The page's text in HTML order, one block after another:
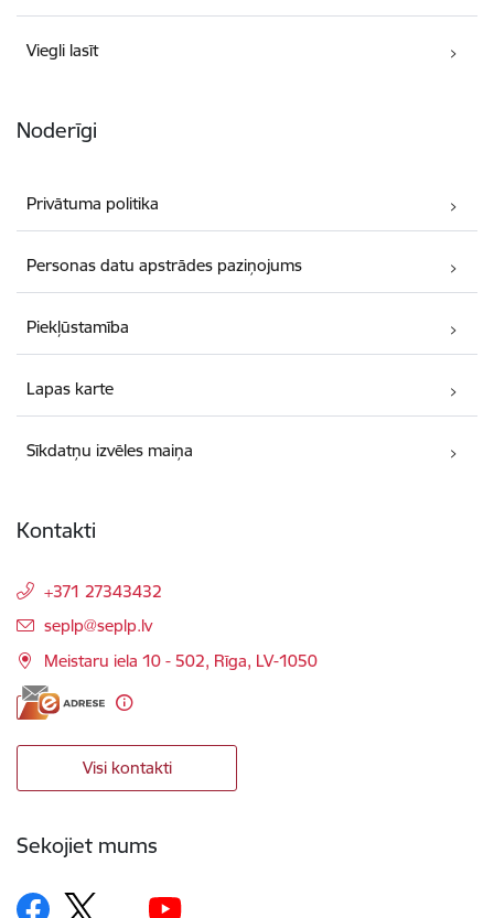
Viegli lasīt
Noderīgi
Privātuma politika
Personas datu apstrādes paziņojums
Piekļūstamība
Lapas karte
Sīkdatņu izvēles maiņa
Kontakti
+371 27343432
E-pasts:
seplp@seplp.lv
Meistaru iela 10 - 502, Rīga, LV-1050
Visi kontakti
Sekojiet mums